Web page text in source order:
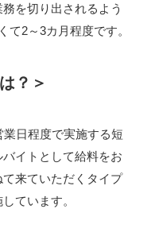
を切り出されるよう
て2～3カ月程度です。
？＞
日程度で実施する短
イトとして給料をお
来ていただくタイプ
ています。